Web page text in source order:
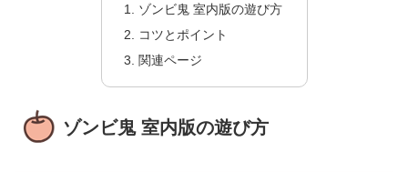
ゾンビ鬼 室内版の遊び方
コツとポイント
関連ページ
ゾンビ鬼 室内版の遊び方